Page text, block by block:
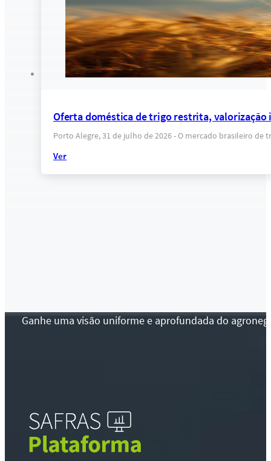
Oferta doméstica de trigo restrita,
Porto Alegre, 31 de julho de 2026 - O mercado brasileiro
Ver
Ganhe uma visão uniforme e aprofundada do